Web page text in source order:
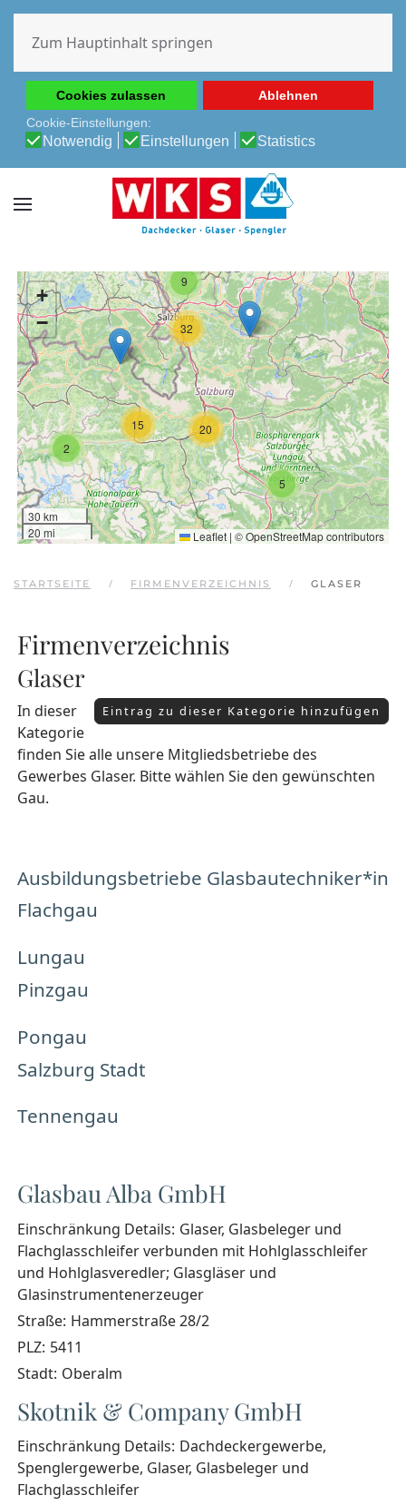
Erfahrung auf unserer Website zu ermöglichen.
Cookie-Richtlinie
Datenschutz-Bestimmungen
Cookies zulassen
Ablehnen
Cookie-Einstellungen:
Notwendig Einstellungen Statistics
Zum Hauptinhalt springen
9
15
2
32
20
5
+
−
30 km
20 mi
Leaflet | ©OpenStreetMapcontributors
STARTSEITE FIRMENVERZEICHNIS GLASER
Firmenverzeichnis
Glaser
Eintrag zu dieser Kategorie hinzufügen
In dieser
Kategorie
finden Sie alle unsere Mitgliedsbetriebe des
Gewerbes Glaser. Bitte wählen Sie den gewünschten
Gau.
Ausbildungsbetriebe Glasbautechniker*in
Flachgau
Lungau
Pinzgau
Pongau
Salzburg Stadt
Tennengau
Glasbau Alba GmbH
Einschränkung Details: Glaser, Glasbeleger und
Flachglasschleifer verbunden mit Hohlglasschleifer
und Hohlglasveredler; Glasgläser und
Glasinstrumentenerzeuger
Straße: Hammerstraße 28/2
PLZ: 5411
Stadt: Oberalm
Skotnik & Company GmbH
Einschränkung Details: Dachdeckergewerbe,
Spenglergewerbe, Glaser, Glasbeleger und
Flachglasschleifer